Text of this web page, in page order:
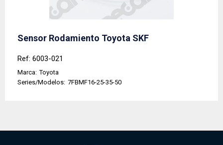
Sensor Rodamiento Toyota SKF
Ref: 6003-021
Marca: Toyota
Series/Modelos: 7FBMF16-25-35-50